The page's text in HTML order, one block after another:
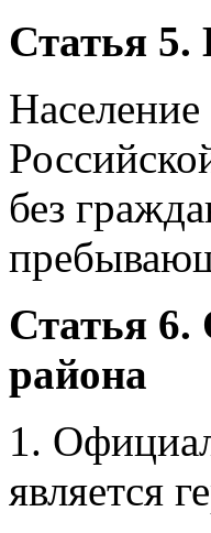
Статья 5.
без
Статья
района
1.
является